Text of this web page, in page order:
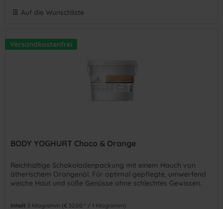
Auf die Wunschliste
Versandkostenfrei
BODY YOGHURT Choco & Orange
Reichhaltige Schokoladenpackung mit einem Hauch von
ätherischem Orangenöl. Für optimal gepflegte, umwerfend
weiche Haut und süße Genüsse ohne schlechtes Gewissen.
Inhalt 5 Kilogramm (€ 32,00 * / 1 Kilogramm)